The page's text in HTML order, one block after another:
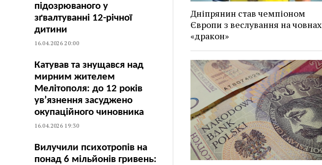
підозрюваного у
зґвалтуванні 12-річної
дитини
16.04.2026 20:00
Катував та знущався над
мирним жителем
Мелітополя: до 12 років
ув’язнення засуджено
окупаційного чиновника
16.04.2026 19:30
Вилучили психотропів на
понад 6 мільйонів гривень:
Дніпрянин став чемпіоном
Європи з веслування на човнах
«дракон»